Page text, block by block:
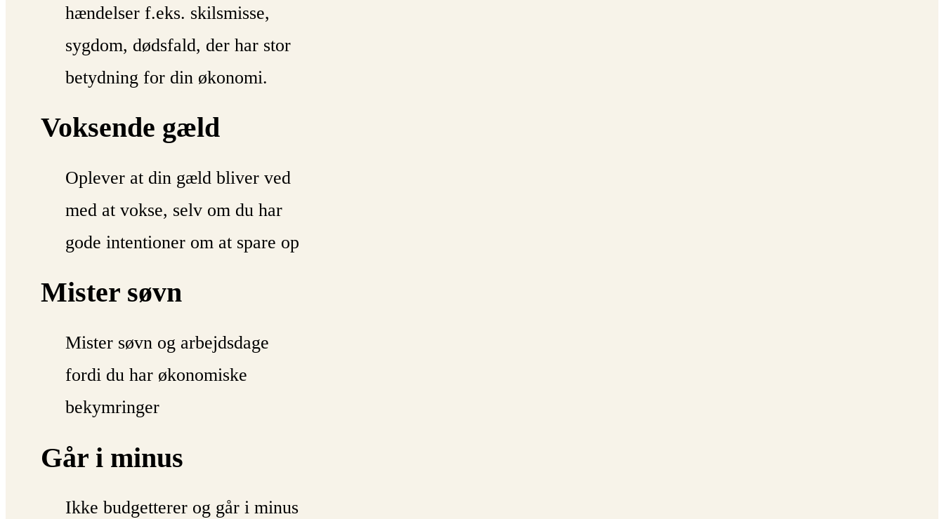
hændelser f.eks. skilsmisse,
sygdom, dødsfald, der har stor
betydning for din økonomi.
Voksende gæld
Oplever at din gæld bliver ved
med at vokse, selv om du har
gode intentioner om at spare op
Mister søvn
Mister søvn og arbejdsdage
fordi du har økonomiske
bekymringer
Går i minus
Ikke budgetterer og går i minus